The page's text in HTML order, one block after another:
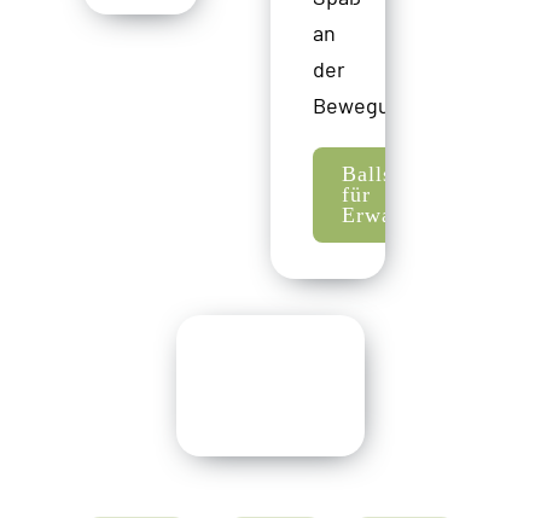
an
der
Bewegung.
Ballspiele
für
Erwachsene